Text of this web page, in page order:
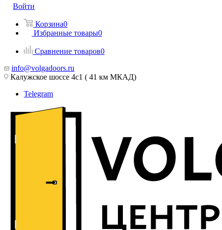
Войти
Корзина0
Избранные товары0
Сравнение товаров0
info@volgadoors.ru
Калужское шоссе 4с1 ( 41 км МКАД)
Telegram